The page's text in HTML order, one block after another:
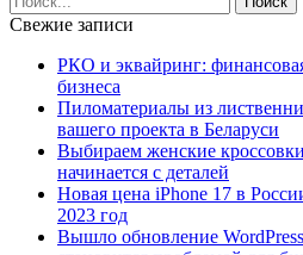
Свежие записи
РКО и эквайринг:
бизнеса
Пиломатериалы из
вашего проекта в Беларуси
Выбираем женские
начинается с деталей
Новая цена iPhone 17 в
2023 год
Вышло обновление